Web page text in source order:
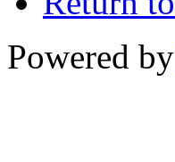
Powered by